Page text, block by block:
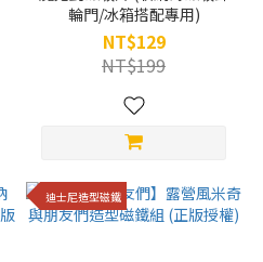
輪門/冰箱搭配專用)
NT$129
NT$199
迪士尼造型磁鐵